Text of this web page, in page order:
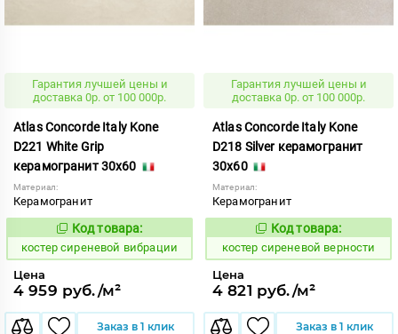
Гарантия лучшей цены и
доставка 0р. от 100 000р.
Atlas Concorde Italy Kone
D221 White Grip
керамогранит 30x60
Материал:
Керамогранит
807635
Код товара:
костер сиреневой вибрации
Цена
4 959 руб./м²
Заказ в 1 клик
Гарантия лучшей цены и
доставка 0р. от 100 000р.
Atlas Concorde Italy Kone
D218 Silver керамогранит
30x60
Материал:
Керамогранит
807631
Код товара:
костер сиреневой верности
Цена
4 821 руб./м²
Заказ в 1 клик